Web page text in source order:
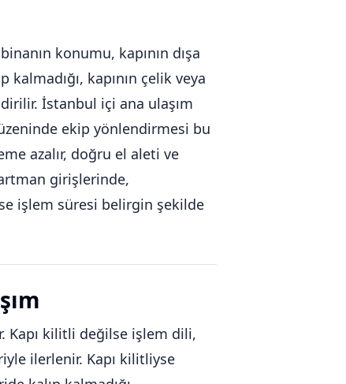
konumu, kapının dışa
kapının çelik veya
İstanbul içi ana ulaşım
ekip yönlendirmesi bu
azalır, doğru el aleti ve
girişlerinde,
işlem süresi belirgin şekilde
Kapı kilitli değilse işlem dili,
ilerlenir. Kapı kilitliyse